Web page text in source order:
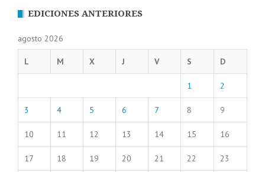
EDICIONES ANTERIORES
agosto 2026
L M X J V S D
1 2
3 4 5 6 7 8 9
10 11 12 13 14 15 16
17 18 19 20 21 22 23